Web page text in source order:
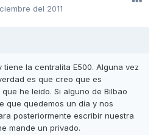
del 2011
tiene la centralita E500. Alguna vez
es que creo que es
he leido. Si alguno de Bilbao
que quedemos un día y nos
posteriormente escribir nuestra
mande un privado.